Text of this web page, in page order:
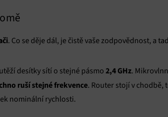
. Co se děje dál, je čistě vaše zodpovědnost, a
desítky sítí o stejné pásmo 2,4 GHz.
ruší stejné frekvence. Router stojí v chodbě,
nominální rychlosti.